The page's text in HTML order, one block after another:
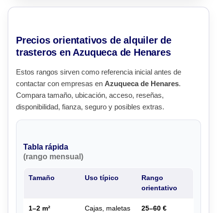
Precios orientativos de alquiler de
trasteros en Azuqueca de Henares
Estos rangos sirven como referencia inicial antes de
contactar con empresas en Azuqueca de Henares.
Compara tamaño, ubicación, acceso, reseñas,
disponibilidad, fianza, seguro y posibles extras.
Tabla rápida
(rango mensual)
Tamaño Uso típico
Rango
orientativo
1–2 m² Cajas, maletas 25–60 €